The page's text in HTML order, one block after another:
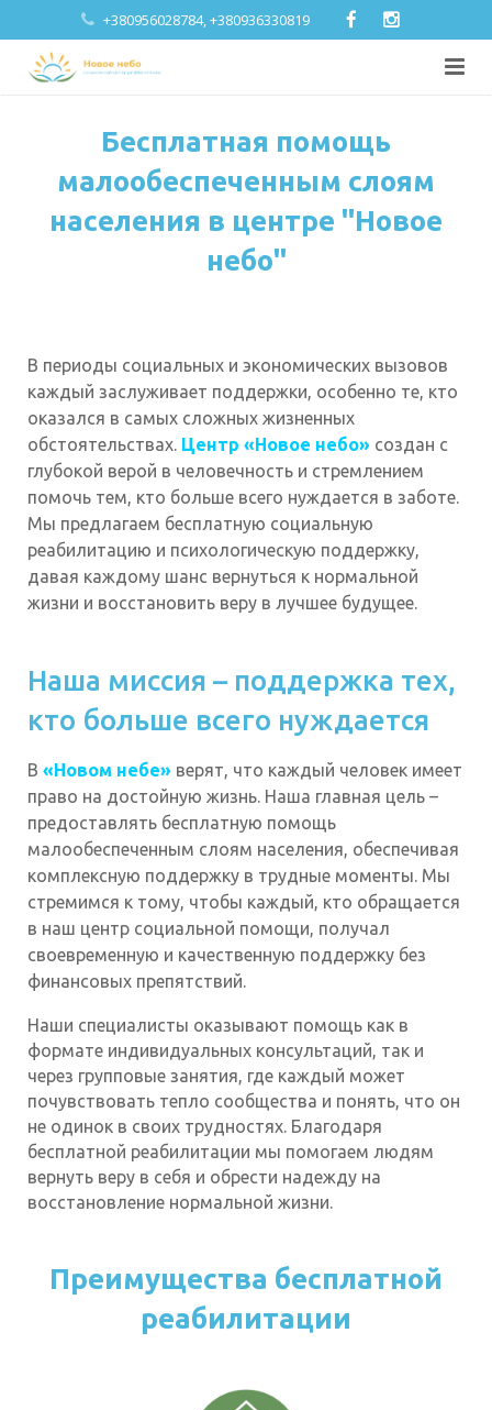
+380956028784, +380936330819
О нас
Блог
Контакты
UKR
Бесплатная помощь
малообеспеченным слоям
населения в центре "Новое
небо"
В периоды социальных и экономических вызовов
каждый заслуживает поддержки, особенно те, кто
оказался в самых сложных жизненных
обстоятельствах. Центр «Новое небо» создан с
глубокой верой в человечность и стремлением
помочь тем, кто больше всего нуждается в заботе.
Мы предлагаем бесплатную социальную
реабилитацию и психологическую поддержку,
давая каждому шанс вернуться к нормальной
жизни и восстановить веру в лучшее будущее.
Наша миссия – поддержка тех,
кто больше всего нуждается
В «Новом небе» верят, что каждый человек имеет
право на достойную жизнь. Наша главная цель –
предоставлять бесплатную помощь
малообеспеченным слоям населения, обеспечивая
комплексную поддержку в трудные моменты. Мы
стремимся к тому, чтобы каждый, кто обращается
в наш центр социальной помощи, получал
своевременную и качественную поддержку без
финансовых препятствий.
Наши специалисты оказывают помощь как в
формате индивидуальных консультаций, так и
через групповые занятия, где каждый может
почувствовать тепло сообщества и понять, что он
не одинок в своих трудностях. Благодаря
бесплатной реабилитации мы помогаем людям
вернуть веру в себя и обрести надежду на
восстановление нормальной жизни.
Преимущества бесплатной
реабилитации